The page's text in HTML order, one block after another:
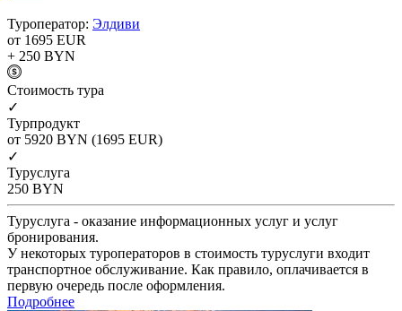
Туроператор: Элдиви
от 1695 EUR
+ 250 BYN
Cтоимость тура
✓
Турпродукт
от 5920 BYN (1695 EUR)
✓
Туруслуга
250 BYN
Туруслуга - оказание информационных услуг и услуг
бронирования.
У некоторых туроператоров в стоимость туруслуги входит
транспортное обслуживание. Как правило, оплачивается в
первую очередь после оформления.
Подробнее